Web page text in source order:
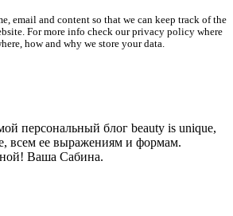
email and content so that we can keep track of the
For more info check our privacy policy where
how and why we store your data.
персональный блог beauty is unique,
всем ее выражениям и формам.
Ваша Сабина.